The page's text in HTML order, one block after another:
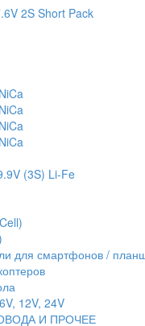
2S Short Pack
(3S) Li-Fe
для смартфонов /
12V, 24V
И ПРОЧЕЕ